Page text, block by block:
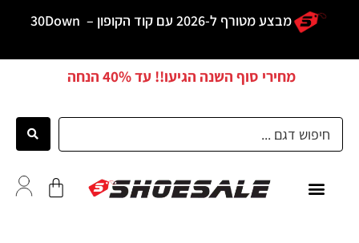
מבצע מטורף ל-2026 עם קוד הקופון – 30Down
מחירי סוף השנה הגיעו!! עד40% הנחה